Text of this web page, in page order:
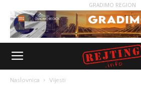
GRADIMO REGION
Naslovnica Vijesti